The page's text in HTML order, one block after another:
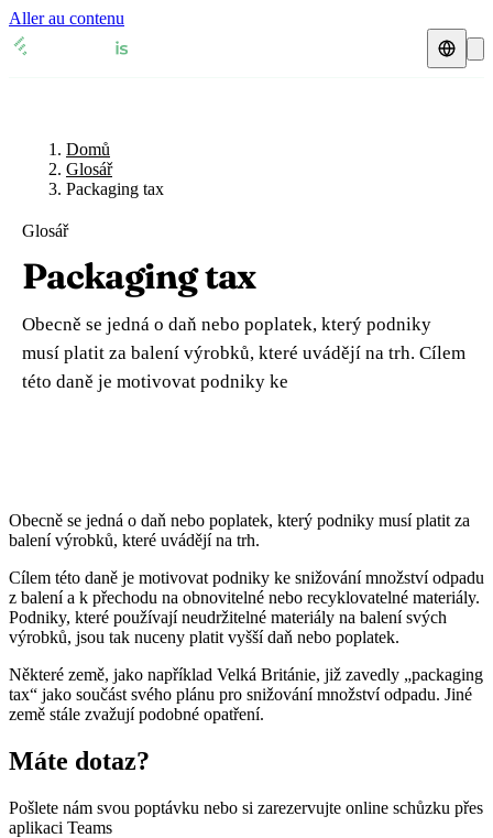
Aller au contenu
🇧🇪 Belgie
🇧🇬 Bulharsko
🇩🇰 Dánsko
Estonsko
🇫🇮 Finsko
🇮🇪 Irsko
🇮🇹 Itálie
🇨🇾 Kypr
🇱🇹 Litva
🇱🇻 Lotyšsko
🇱🇺 Lucembursko
🇭🇺 Maďarsko
Přehledy DPH
🇧🇪 Belgie
🇧🇬
🇨🇿 Česká republika
🇩🇰 Dánsko
🇪🇪 Estonsko
🇭🇷 Chorvatsko
🇮🇪 Irsko
🇮🇹 Itálie
🇨🇾 Kypr
🇱🇹 Litva
🇱🇻 Lotyšsko
🇱🇺 Lucembursko
Zdroje a blog
Blog
Glosář
Ověření DIČ
Kalkulačka DPH
Domů
Glosář
Packaging tax
Glosář
Packaging tax
Obecně se jedná o daň nebo poplatek, který podniky
musí platit za balení výrobků, které uvádějí na trh. Cílem
této daně je motivovat podniky ke
Obecně se jedná o daň nebo poplatek, který podniky musí platit za
balení výrobků, které uvádějí na trh.
Cílem této daně je motivovat podniky ke snižování množství odpadu
z balení a k přechodu na obnovitelné nebo recyklovatelné materiály.
Podniky, které používají neudržitelné materiály na balení svých
výrobků, jsou tak nuceny platit vyšší daň nebo poplatek.
Některé země, jako například Velká Británie, již zavedly „packaging
tax“ jako součást svého plánu pro snižování množství odpadu. Jiné
země stále zvažují podobné opatření.
Máte dotaz?
Pošlete nám svou poptávku nebo si zarezervujte online schůzku přes
aplikaci Teams